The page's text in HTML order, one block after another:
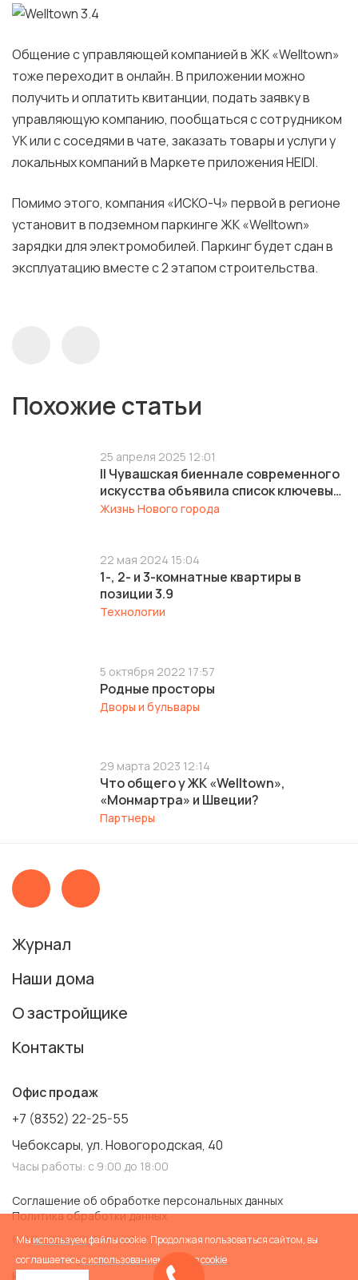
Общение с управляющей компанией в ЖК «Welltown»
тоже переходит в онлайн. В приложении можно
получить и оплатить квитанции, подать заявку в
управляющую компанию, пообщаться с сотрудником
УК или с соседями в чате, заказать товары и услуги у
локальных компаний в Маркете приложения HEIDI.
Помимо этого, компания «ИСКО-Ч» первой в регионе
установит в подземном паркинге ЖК «Welltown»
зарядки для электромобилей. Паркинг будет сдан в
эксплуатацию вместе с 2 этапом строительства.
Похожие статьи
25 апреля 2025 12:01
II Чувашская биеннале современного
искусства объявила список ключевых
площадок ее проведения
Жизнь Нового города
22 мая 2024 15:04
1-, 2- и 3-комнатные квартиры в
позиции 3.9
Технологии
5 октября 2022 17:57
Родные просторы
Дворы и бульвары
29 марта 2023 12:14
Что общего у ЖК «Welltown»,
«Монмартра» и Швеции?
Партнеры
Журнал
Наши дома
О застройщике
Контакты
Офис продаж
+7 (8352) 22-25-55
Чебоксары, ул. Новогородская, 40
Часы работы: с 9:00 до 18:00
© АО «СЗ «ИСКО-Ч». 2026
Соглашение об обработке персональных данных
Политика обработки данных
Мы используемфайлы cookie. Продолжая пользоваться сайтом, вы
соглашаетесьс использованием файлов cookie